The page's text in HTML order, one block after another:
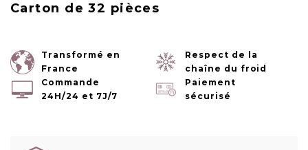
Carton de 32 pièces
Transformé en
France
Respect de la
chaîne du froid
Commande
24H/24 et 7J/7
Paiement
sécurisé